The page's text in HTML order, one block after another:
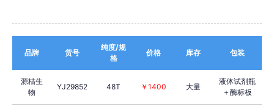
品牌 货号
纯度/规
格
价格 库存 包装
源桔生
物
YJ29852 48T ￥1400 大量
液体试剂瓶
＋酶标板